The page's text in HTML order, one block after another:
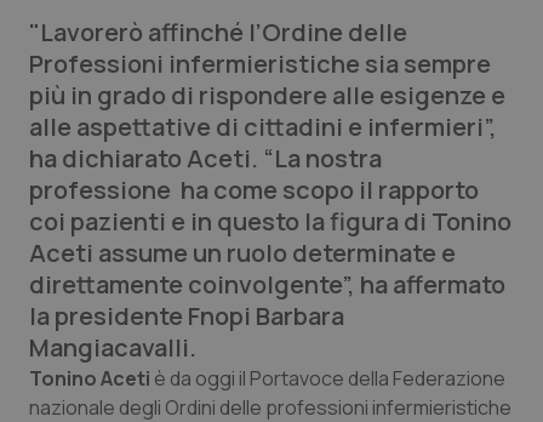
Lettere al direttore
Edizioni Regionali
QS Pro
Professionisti Sanitari.AI
Abruzzo
Basilicata
Calabria
QS Pro Gold
Artrite & artrosi
Asma & BPCO
QS Club Newsletter
"Lavorerò affinché l’Ordine delle
Professioni infermieristiche sia sempre
più in grado di rispondere alle esigenze e
alle aspettative di cittadini e infermieri”,
ha dichiarato Aceti. “La nostra
professione ha come scopo il rapporto
coi pazienti e in questo la figura di Tonino
Aceti assume un ruolo determinate e
direttamente coinvolgente”, ha affermato
la presidente Fnopi Barbara
Mangiacavalli.
Tonino Aceti è da oggi il Portavoce della Federazione
nazionale degli Ordini delle professioni infermieristiche